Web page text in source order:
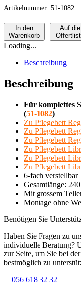
Artikelnummer: 51-1082
In den
Warenkorb
Auf die
Loading...
Beschreibung
Beschreibung
Für komplettes
(51-1082)
Zu Pflegebett
Zu Pflegebett
Zu Pflegebett
Zu Pflegebett
Zu Pflegebett
Zu Pflegebett
6-fach verstellbar
Gesamtlänge:
Mit grossem
Montage ohne
Benötigen Sie
Haben Sie Fragen zu
individuelle Beratung?
zur Seite, um Sie bei
bestmöglich zu
056 618 32 32